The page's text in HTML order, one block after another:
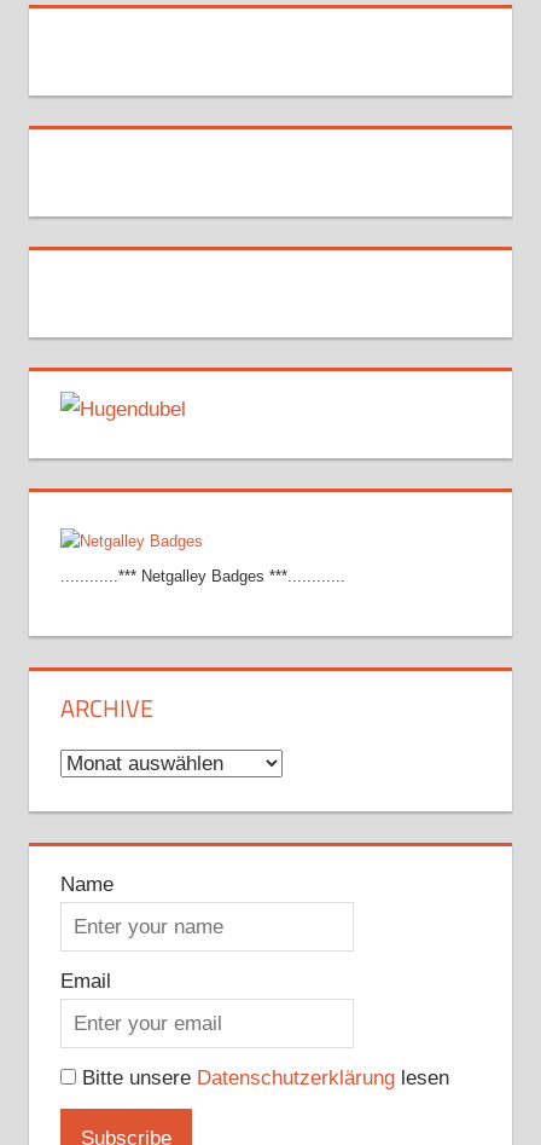
............*** Netgalley Badges ***............
ARCHIVE
Archive
Name
Email
Bitte unsere Datenschutzerklärunglesen